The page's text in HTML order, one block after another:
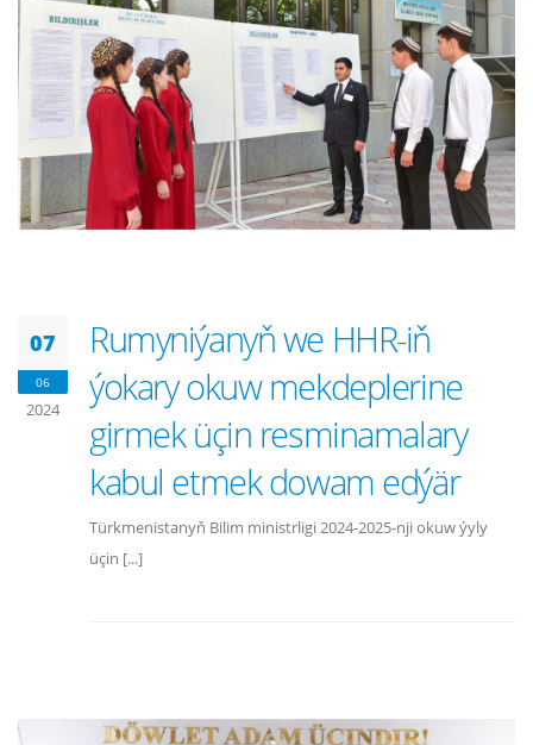
07
06
2024
Rumyniýanyň we HHR-iň
ýokary okuw mekdeplerine
girmek üçin resminamalary
kabul etmek dowam edýär
Türkmenistanyň Bilim ministrligi 2024-2025-nji okuw ýyly
üçin [...]